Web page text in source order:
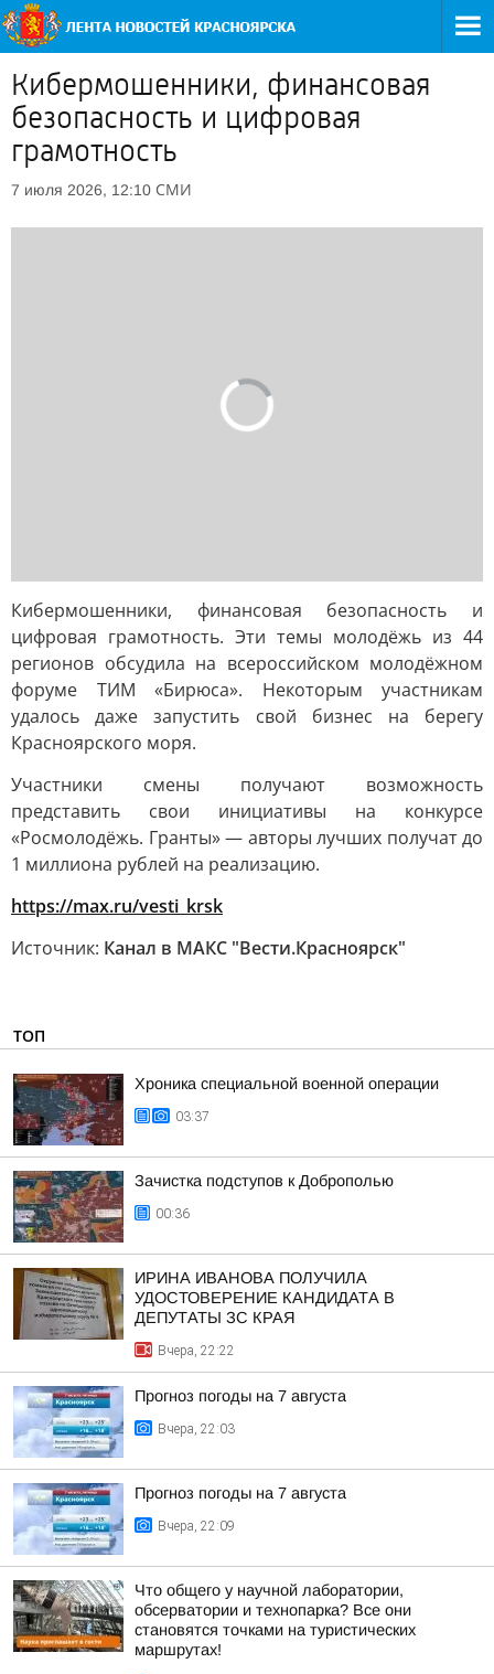
Кибермошенники, финансовая
безопасность и цифровая
грамотность
7 июля 2026, 12:10 СМИ
Кибермошенники, финансовая безопасность и
цифровая грамотность. Эти темы молодёжь из 44
регионов обсудила на всероссийском молодёжном
форуме ТИМ «Бирюса». Некоторым участникам
удалось даже запустить свой бизнес на берегу
Красноярского моря.
Участники смены получают возможность
представить свои инициативы на конкурсе
«Росмолодёжь. Гранты» — авторы лучших получат до
1 миллиона рублей на реализацию.
https://max.ru/vesti_krsk
Источник: Канал в МАКС "Вести.Красноярск"
ТОП
Хроника специальной военной операции
03:37
Зачистка подступов к Доброполью
00:36
ИРИНА ИВАНОВА ПОЛУЧИЛА
УДОСТОВЕРЕНИЕ КАНДИДАТА В
ДЕПУТАТЫ ЗС КРАЯ
Вчера, 22:22
Прогноз погоды на 7 августа
Вчера, 22:03
Прогноз погоды на 7 августа
Вчера, 22:09
Что общего у научной лаборатории,
обсерватории и технопарка? Все они
становятся точками на туристических
маршрутах!